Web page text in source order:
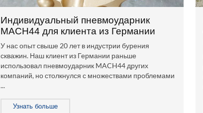
Индивидуальный пневмоударник
MACH44 для клиента из Германии
У нас опыт свыше 20 лет в индустрии бурения
скважин. Наш клиент из Германии раньше
использовал пневмоударник MACH44 других
компаний, но столкнулся с множествами проблемами
...
Узнать больше